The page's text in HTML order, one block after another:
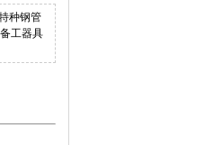
种钢管
工器具